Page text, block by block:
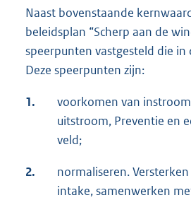
Naast bovenstaande
beleidsplan “Scherp aan de
speerpunten vastgesteld die in
Deze speerpunten zijn:
1.
voorkomen van
uitstroom, Preventie en
veld;
2.
normaliseren.
intake, samenwerken